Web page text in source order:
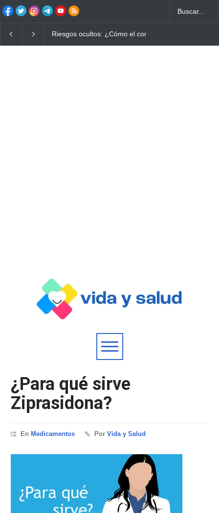
Riesgos ocultos: ¿Cómo el consumo de alimentos
¿Para qué sirve
Ziprasidona?
En Medicamentos PorVida y Salud